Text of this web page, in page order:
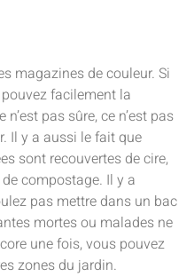
magazines de couleur. Si
facilement la
pas sûre, ce n’est pas
Il y a aussi le fait que
sont recouvertes de cire,
compostage. Il y a
pas mettre dans un bac
mortes ou malades ne
une fois, vous pouvez
zones du jardin.